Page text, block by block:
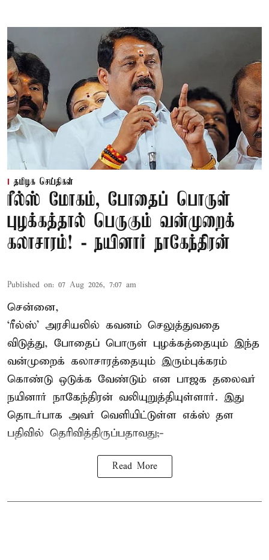
தமிழக செய்திகள்
ரீல்ஸ் மோகம், போதைப் பொருள்
புழக்கத்தால் பெருகும் வன்முறைக்
கலாசாரம்! - நயினார் நாகேந்திரன்
Published on: 07 Aug 2026, 7:07 am
சென்னை,
‘ரீல்ஸ்’ அரசியலில் கவனம் செலுத்துவதை
விடுத்து, போதைப் பொருள் புழக்கத்தையும் இந்த
வன்முறைக் கலாசாரத்தையும் இரும்புக்கரம்
கொண்டு ஒடுக்க வேண்டும் என பாஜக தலைவர்
நயினார் நாகேந்திரன் வலியுறுத்தியுள்ளார். இது
தொடர்பாக அவர் வெளியிட்டுள்ள எக்ஸ் தள
பதிவில் தெரிவித்திருப்பதாவது;-
Read More